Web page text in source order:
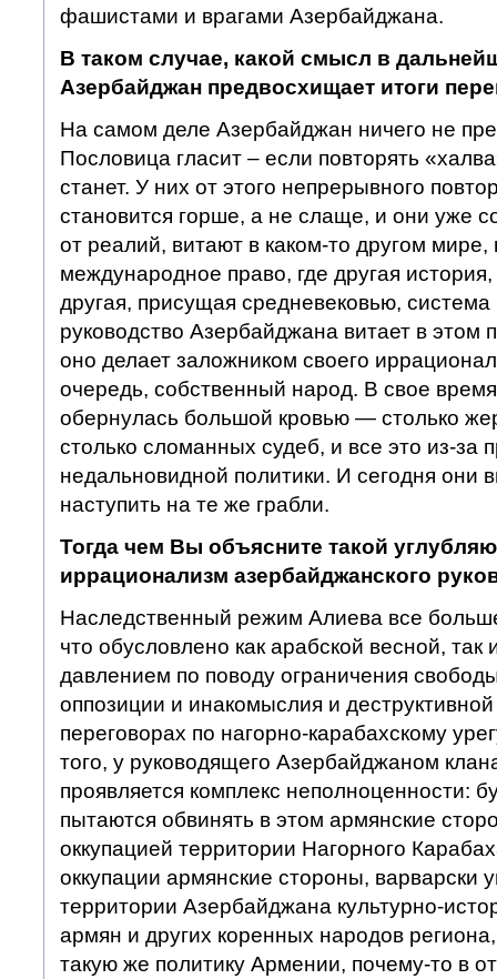
фашистами и врагами Азербайджана.
В таком случае, какой смысл в
Азербайджан предвосхищает итоги
На самом деле Азербайджан ничего не
Пословица гласит – если повторять
станет. У них от этого непрерывного
становится горше, а не слаще, и они уже
от реалий, витают в каком-то другом мире,
международное право, где другая
другая, присущая средневековью,
руководство Азербайджана витает в этом
оно делает заложником своего
очередь, собственный народ. В свое
обернулась большой кровью — столько
столько сломанных судеб, и все это из-за
недальновидной политики. И сегодня они
наступить на те же грабли.
Тогда чем Вы объясните такой
иррационализм азербайджанского
Наследственный режим Алиева все
что обусловлено как арабской весной,
давлением по поводу ограничения
оппозиции и инакомыслия и
переговорах по нагорно-карабахскому
того, у руководящего Азербайджаном
проявляется комплекс неполноценности:
пытаются обвинять в этом армянские
оккупацией территории Нагорного
оккупации армянские стороны, варварски
территории Азербайджана культурно-
армян и других коренных народов
такую же политику Армении, почему-то в